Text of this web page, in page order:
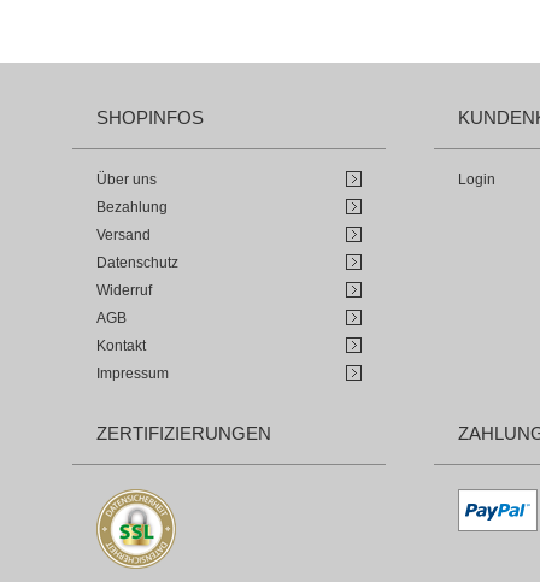
SHOPINFOS
Über uns
Bezahlung
Versand
Datenschutz
Widerruf
AGB
Kontakt
Impressum
Login
ZERTIFIZIERUNGEN